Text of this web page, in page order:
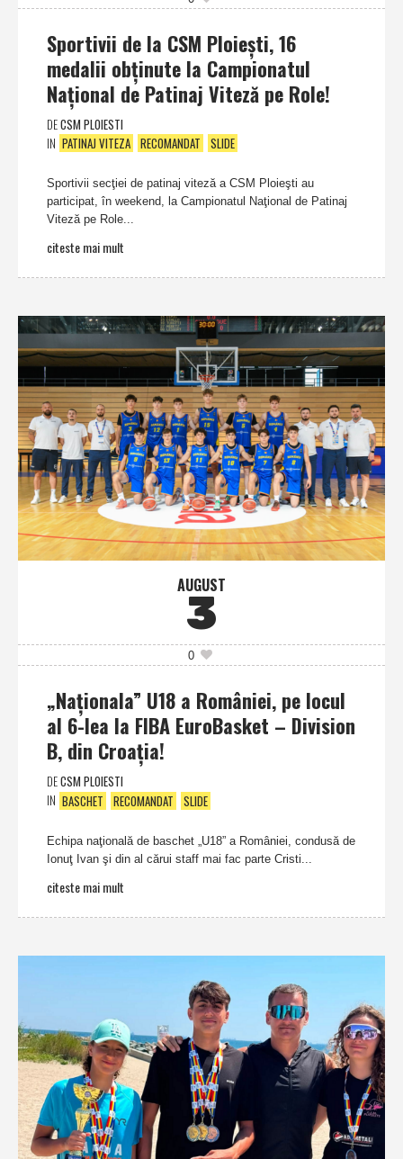
Sportivii de la CSM Ploieşti, 16
medalii obţinute la Campionatul
Naţional de Patinaj Viteză pe Role!
DECSM PLOIESTI
IN PATINAJ VITEZA RECOMANDAT SLIDE
Sportivii secţiei de patinaj viteză a CSM Ploieşti au
participat, în weekend, la Campionatul Naţional de Patinaj
Viteză pe Role...
citeste mai mult
AUGUST
3
0
„Naţionala” U18 a României, pe locul
al 6-lea la FIBA EuroBasket – Division
B, din Croaţia!
DECSM PLOIESTI
IN BASCHET RECOMANDAT SLIDE
Echipa naţională de baschet „U18” a României, condusă de
Ionuţ Ivan şi din al cărui staff mai fac parte Cristi...
citeste mai mult